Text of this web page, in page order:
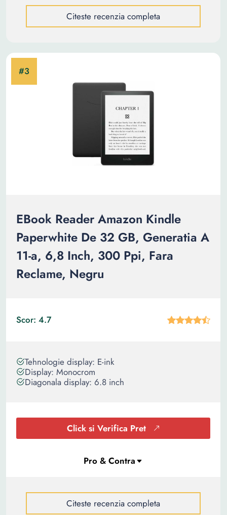
Citeste recenzia completa
EBook Reader Amazon Kindle
Paperwhite De 32 GB, Generatia A
11-a, 6,8 Inch, 300 Ppi, Fаrа
Reclame, Negru
Scor: 4.7
Tehnologie display: E-ink
Display: Monocrom
Diagonala display: 6.8 inch
Click si Verifica Pret
Citeste recenzia completa